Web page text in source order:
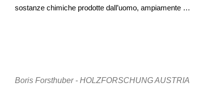
sostanze chimiche prodotte dall’uomo, ampiamente …
Boris Forsthuber - HOLZFORSCHUNG AUSTRIA